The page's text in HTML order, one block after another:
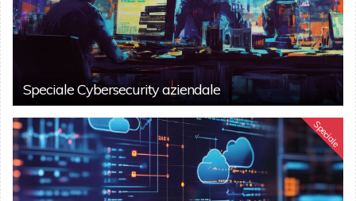
Speciale Cybersecurity aziendale
Speciale